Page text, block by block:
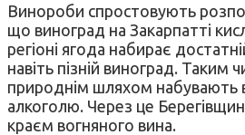
Винороби спростовують
що виноград на Закарпатті
регіоні ягода набирає
навіть пізній виноград. Таким
природнім шляхом набувають
алкоголю. Через це
краєм вогняного вина.